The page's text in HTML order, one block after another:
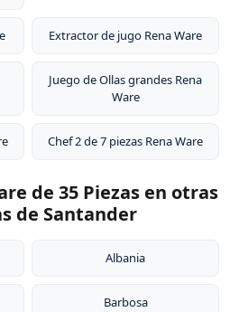
Extractor de jugo Rena Ware
Juego de Ollas grandes Rena
Ware
Chef 2 de 7 piezas Rena Ware
de 35 Piezas en otras
de Santander
Albania
Barbosa